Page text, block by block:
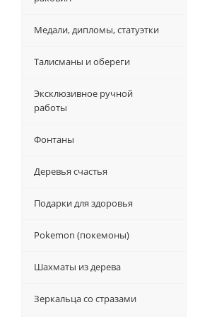
Медали, дипломы, статуэтки
Талисманы и обереги
Эксклюзивное ручной
работы
Фонтаны
Деревья счастья
Подарки для здоровья
Pokemon (покемоны)
Шахматы из дерева
Зеркальца со стразами